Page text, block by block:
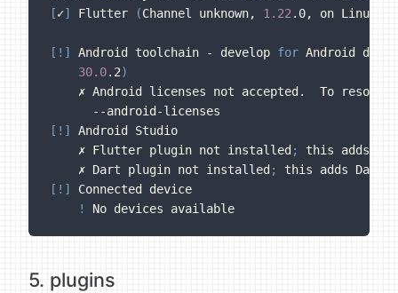
[✓] Flutter (Channel unknown, 1.22 .0, on Linux,
[ ! ] Android toolchain - develop for Android
30.0.2)
✗ Android licenses not accepted.  To resolve
      --android-licenses
[ ! ]
Android Studio
    ✗ Flutter plugin not installed
;
this adds
    ✗ Dart plugin not installed
;
this adds Dart
[ ! ]
Connected device
!
No devices available
5. plugins